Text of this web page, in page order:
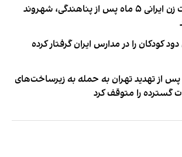
دو فوتبالیست زن ایرانی ۵ ماه پس از پناهندگی، شهروند
کودکان را در مدارس ایران گرفتار کرده
پس از تهدید تهران به حمله به زیرساخت‌های
گسترده را متوقف کرد